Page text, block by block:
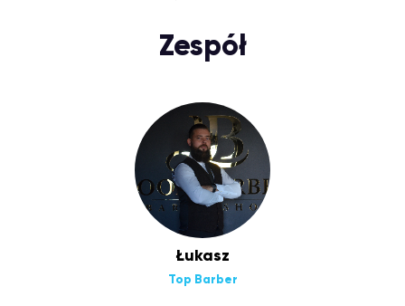
Zespół
Łukasz
Top Barber